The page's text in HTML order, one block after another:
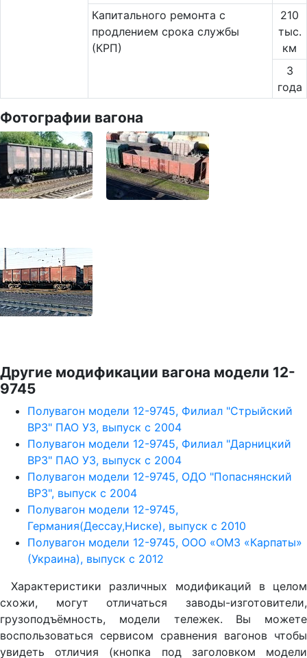
Капитального ремонта с
продлением срока службы
(КРП)
210
тыс.
км
3
года
Фотографии вагона
Другие модификации вагона модели 12-
9745
Полувагон модели 12-9745, Филиал "Стрыйский
ВРЗ" ПАО УЗ, выпуск с 2004
Полувагон модели 12-9745, Филиал "Дарницкий
ВРЗ" ПАО УЗ, выпуск с 2004
Полувагон модели 12-9745, ОДО "Попаснянский
ВРЗ", выпуск с 2004
Полувагон модели 12-9745,
Германия(Дессау,Ниске), выпуск с 2010
Полувагон модели 12-9745, ООО «ОМЗ «Карпаты»
(Украина), выпуск с 2012
Характеристики различных модификаций в целом
схожи, могут отличаться заводы-изготовители,
грузоподъёмность, модели тележек. Вы можете
воспользоваться сервисом сравнения вагонов чтобы
увидеть отличия (кнопка под заголовком модели